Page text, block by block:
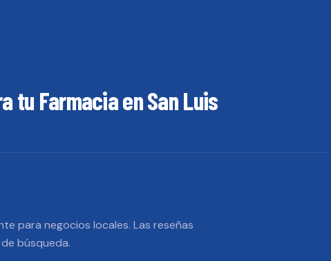
tu FarmaciaenSan Luis
para negocios locales. Las reseñas
búsqueda.